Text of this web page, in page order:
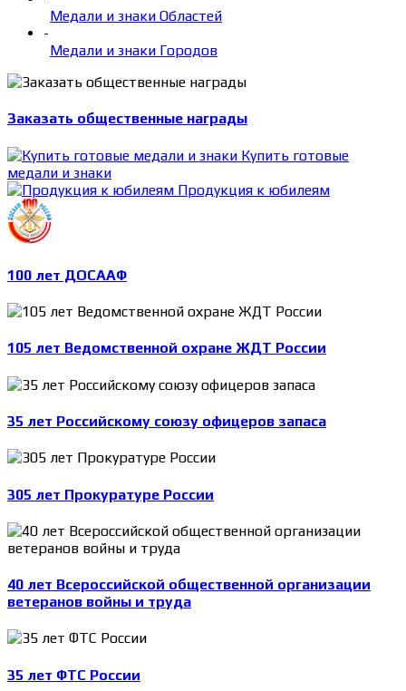
Медали и знаки Областей
-
Медали и знаки Городов
Заказать общественные награды
Купить готовые
медали и знаки
Продукция к юбилеям
100 лет ДОСААФ
105 лет Ведомственной охране ЖДТ России
35 лет Российскому союзу офицеров запаса
305 лет Прокуратуре России
40 лет Всероссийской общественной организации
ветеранов войны и труда
35 лет ФТС России